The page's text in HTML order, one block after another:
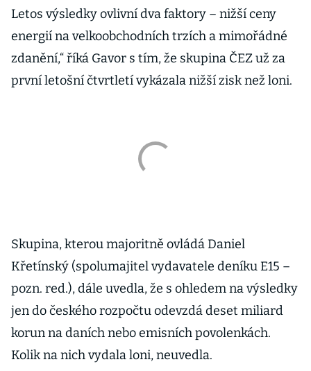
Letos výsledky ovlivní dva faktory – nižší ceny
energií na velkoobchodních trzích a mimořádné
zdanění,“ říká Gavor s tím, že skupina ČEZ už za
první letošní čtvrtletí vykázala nižší zisk než loni.
Skupina, kterou majoritně ovládá Daniel
Křetínský (spolumajitel vydavatele deníku E15 –
pozn. red.), dále uvedla, že s ohledem na výsledky
jen do českého rozpočtu odevzdá deset miliard
korun na daních nebo emisních povolenkách.
Kolik na nich vydala loni, neuvedla.